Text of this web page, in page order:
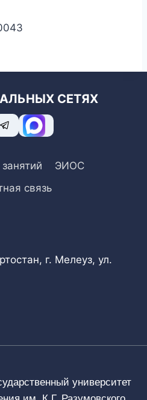
СЕТЯХ
ЭИОС
связь
г. Мелеуз, ул.
университет